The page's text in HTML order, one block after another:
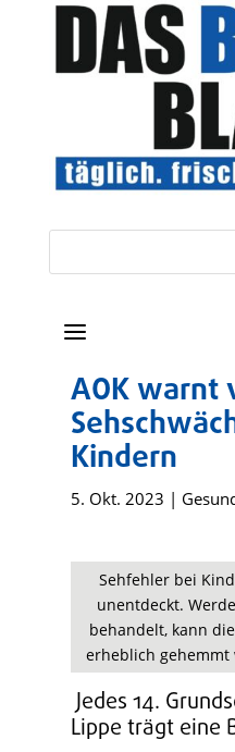
a
AOK warnt
Kindern
5. Okt. 2023 |
Sehfehler bei
unentdeckt.
behandelt, kann
erheblich gehemmt
Jedes 14.
Lippe trägt eine